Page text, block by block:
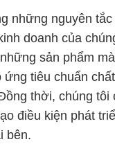
những nguyên
doanh của
sản phẩm
ứng tiêu chuẩn
thời, chúng tôi
điều kiện phát
bên.